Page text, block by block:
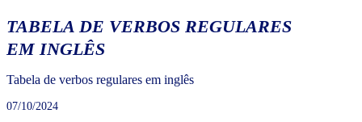
TABELA DE VERBOS REGULARES
EM INGLÊS
Tabela de verbos regulares em inglês
07/10/2024